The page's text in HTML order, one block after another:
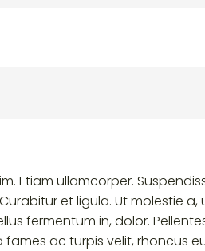
Etiam ullamcorper.
et ligula. Ut molestie
fermentum in, dolor.
ac turpis velit, rhoncus